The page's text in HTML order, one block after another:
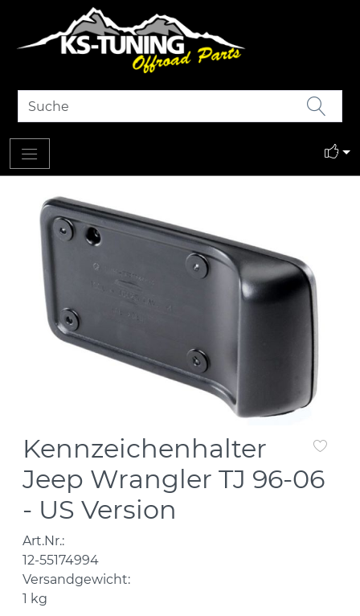
Kennzeichenhalter
Jeep Wrangler TJ 96-06
- US Version
Art.Nr.:
12-55174994
Versandgewicht:
1 kg